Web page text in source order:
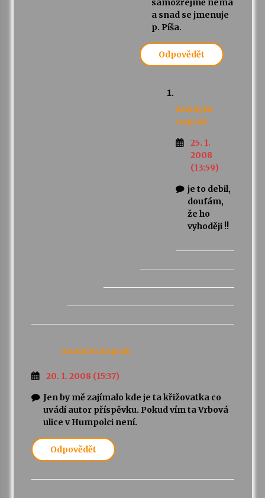
samozřejmě nemá
a snad se jmenuje
p. Píša.
Odpovědět
Anonym
napsal:
25. 1.
2008
(13:59)
je to debil,
doufám,
že ho
vyhoději !!
Anonym napsal:
20. 1. 2008 (15:37)
Jen by mě zajímalo kde je ta křižovatka co
uvádí autor příspěvku. Pokud vím ta Vrbová
ulice v Humpolci není.
Odpovědět